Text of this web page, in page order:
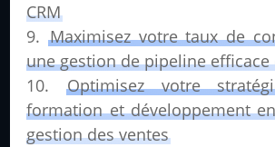
CRM
Maximisez votre taux de
une gestion de pipeline efficace
Optimisez votre
formation et développement
gestion des ventes